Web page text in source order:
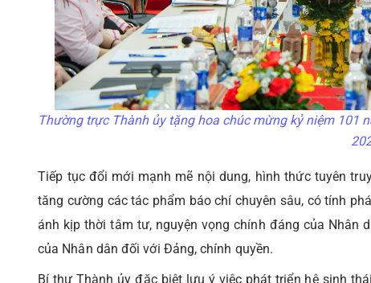
Thường trực Thành ủy tặng hoa chúc mừng kỷ niệm 101
Tiếp tục đổi mới mạnh mẽ nội dung, hình thức tuyên
tăng cường các tác phẩm báo chí chuyên sâu, có tính
ánh kịp thời tâm tư, nguyện vọng chính đáng của Nhân
của Nhân dân đối với Đảng, chính quyền.
Bí thư Thành ủy đặc biệt lưu ý việc phát triển hệ sinh